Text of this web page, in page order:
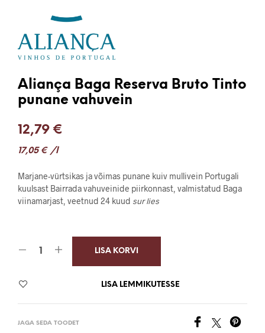
Aliança Baga Reserva Bruto Tinto
punane vahuvein
12,79 €
17,05€ /l
Marjane-vürtsikas ja võimas punane kuiv mullivein Portugali
kuulsast Bairrada vahuveinide piirkonnast, valmistatud Baga
viinamarjast, veetnud 24 kuud sur lies
LISA KORVI
LISA LEMMIKUTESSE
JAGA SEDA TOODET